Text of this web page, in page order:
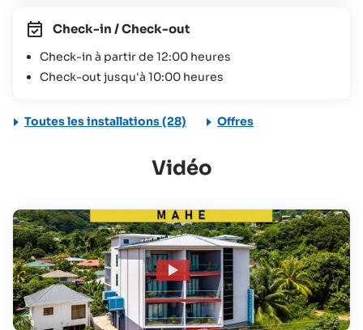
Check-in / Check-out
Check-in à partir de 12:00 heures
Check-out jusqu'à 10:00 heures
Toutes les installations (28) Offres
Vidéo